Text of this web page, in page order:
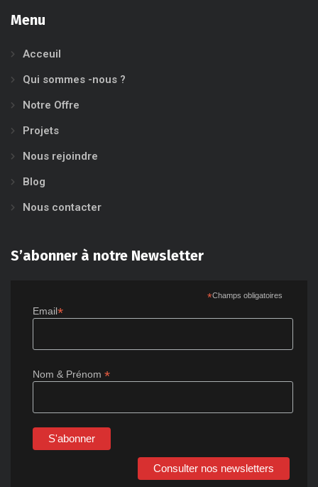
Menu
Acceuil
Qui sommes -nous ?
Notre Offre
Projets
Nous rejoindre
Blog
Nous contacter
S’abonner à notre Newsletter
*Champs obligatoires
Email*
Nom & Prénom*
Consulter nos newsletters